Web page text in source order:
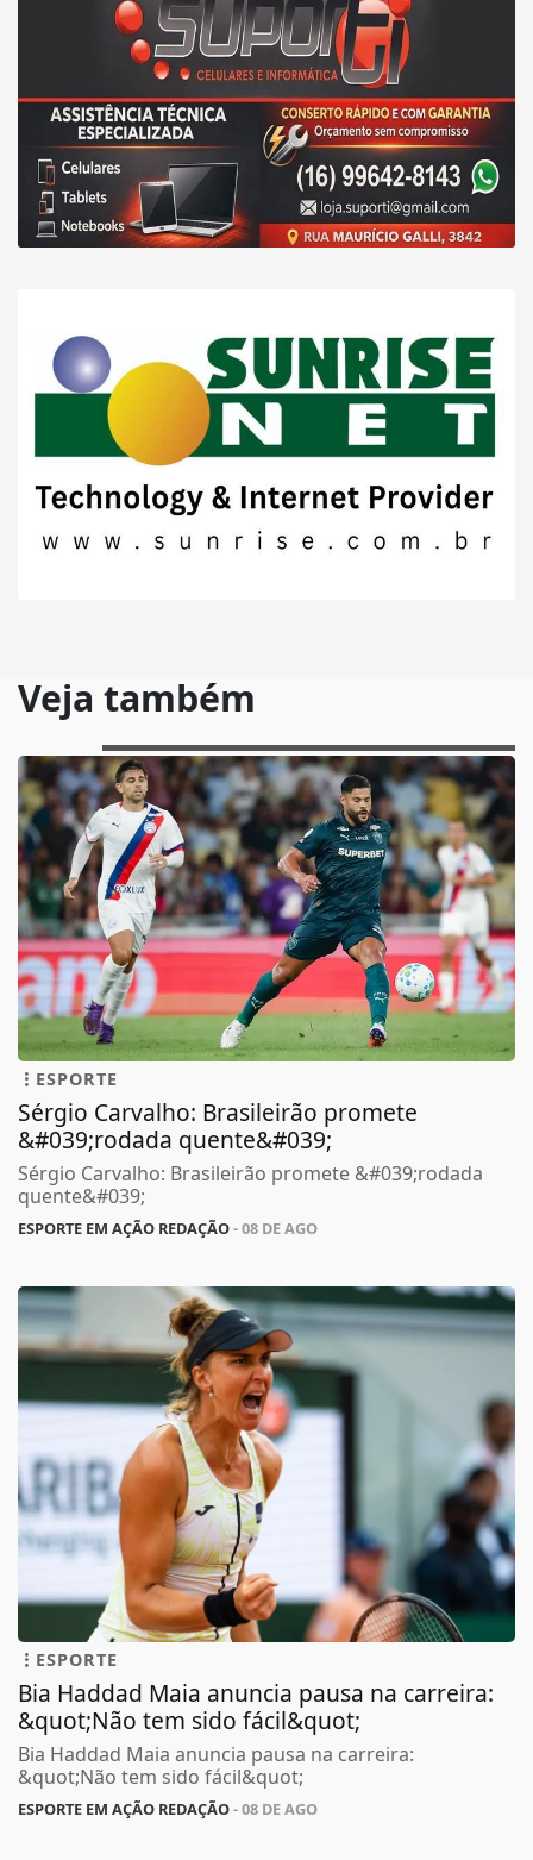
Veja também
ESPORTE
Sérgio Carvalho: Brasileirão promete
&#039;rodada quente&#039;
Sérgio Carvalho: Brasileirão promete &#039;rodada
quente&#039;
ESPORTE EM AÇÃO REDAÇÃO- 08 DE AGO
ESPORTE
Bia Haddad Maia anuncia pausa na carreira:
&quot;Não tem sido fácil&quot;
Bia Haddad Maia anuncia pausa na carreira:
&quot;Não tem sido fácil&quot;
ESPORTE EM AÇÃO REDAÇÃO- 08 DE AGO